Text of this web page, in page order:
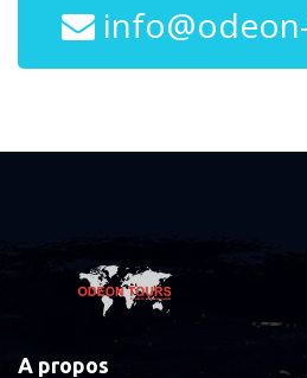
A propos